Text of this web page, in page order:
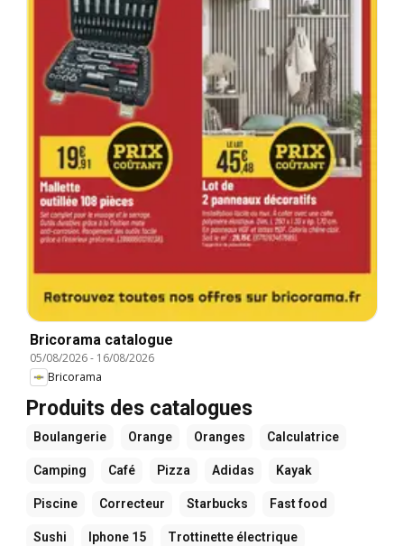
Bricorama catalogue
05/08/2026- 16/08/2026
Bricorama
Produits des catalogues
Boulangerie Orange Oranges Calculatrice
Camping Café Pizza Adidas Kayak
Piscine Correcteur Starbucks Fast food
Sushi Iphone 15 Trottinette électrique